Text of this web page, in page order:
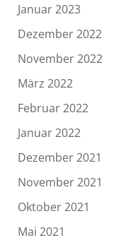
Januar 2023
Dezember 2022
November 2022
März 2022
Februar 2022
Januar 2022
Dezember 2021
November 2021
Oktober 2021
Mai 2021